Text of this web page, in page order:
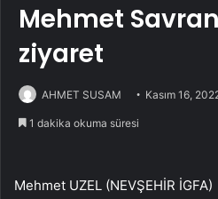
Mehmet
ziyaret
AHMET SUSAM Kasım 16,
1 dakika okuma süresi
Mehmet UZEL (NEVŞEHİR İGFA)